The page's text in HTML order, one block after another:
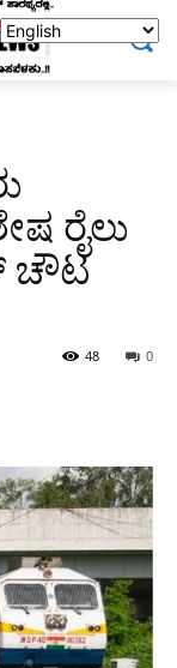
ರೈಲು
ಚೌಟ
0
48